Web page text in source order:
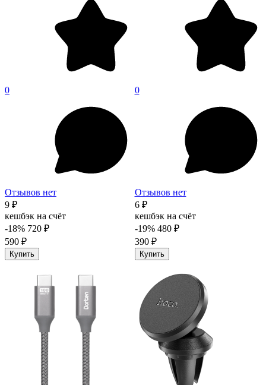
0
Отзывов нет
9 ₽
кешбэк на счёт
-18% 720 ₽
590 ₽
Купить
0
Отзывов нет
6 ₽
кешбэк на счёт
-19% 480 ₽
390 ₽
Купить